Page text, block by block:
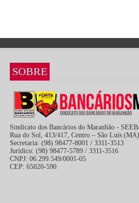
SOBRE
Sindicato dos Bancários do Maranhão -
Rua do Sol, 413/417, Centro – São Luís (MA)
Secretaria: (98) 98477-8001 / 3311-3513
Jurídico: (98) 98477-5789 / 3311-3516
CNPJ: 06.299.549/0001-05
CEP: 65020-590